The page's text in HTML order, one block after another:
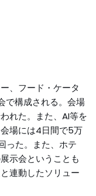
、フード・ケータ
で構成される。会場
れた。また、AI等を
場には4日間で5万
った。また、ホテ
示会ということも
連動したソリュー